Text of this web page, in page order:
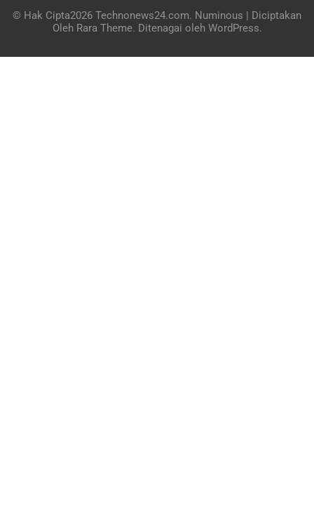
© Hak Cipta2026 Technonews24.com. Numinous | Diciptakan
Oleh Rara Theme. Ditenagai oleh WordPress.